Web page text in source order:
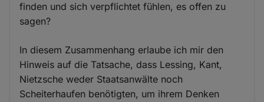
finden und sich verpflichtet fühlen, es offen zu
sagen?
In diesem Zusammenhang erlaube ich mir den
Hinweis auf die Tatsache, dass Lessing, Kant,
Nietzsche weder Staatsanwälte noch
Scheiterhaufen benötigten, um ihrem Denken